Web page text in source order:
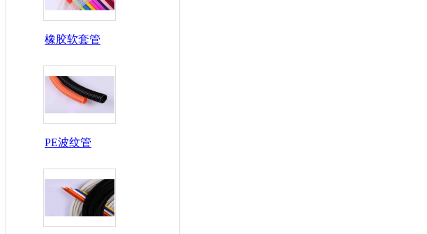
橡胶软套管
PE波纹管